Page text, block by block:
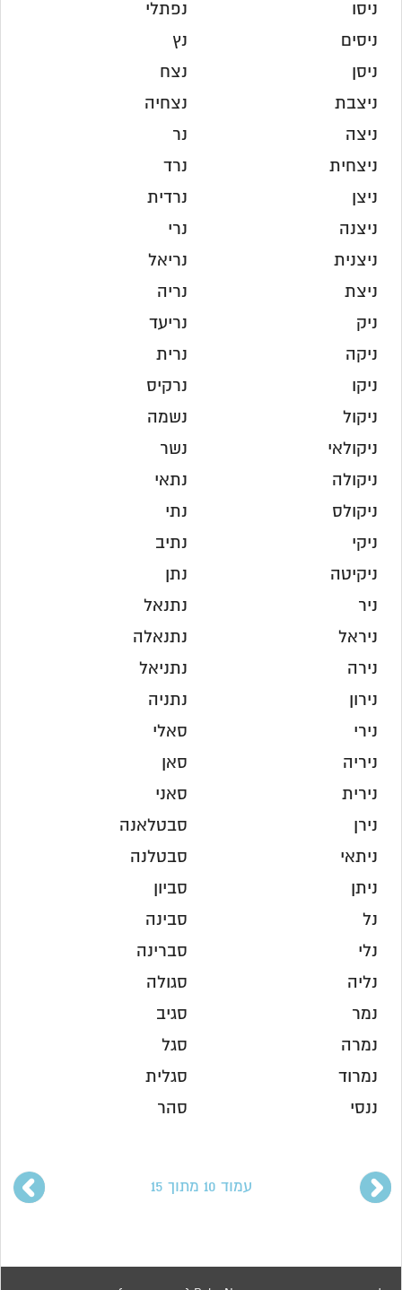
ניסו
ניסים
ניסן
ניצבת
ניצה
ניצחית
ניצן
ניצנה
ניצנית
ניצת
ניק
ניקה
ניקו
ניקול
ניקולאי
ניקולה
ניקולס
ניקי
ניקיטה
ניר
ניראל
נירה
נירון
נירי
ניריה
נירית
נירן
ניתאי
ניתן
נל
נלי
נליה
נמר
נמרה
נמרוד
ננסי
נפתלי
נץ
נצח
נצחיה
נר
נרד
נרדית
נרי
נריאל
נריה
נריעד
נרית
נרקיס
נשמה
נשר
נתאי
נתי
נתיב
נתן
נתנאל
נתנאלה
נתניאל
נתניה
סאלי
סאן
סאני
סבטלאנה
סבטלנה
סביון
סבינה
סברינה
סגולה
סגיב
סגל
סגלית
סהר
עמוד 10 מתוך 15